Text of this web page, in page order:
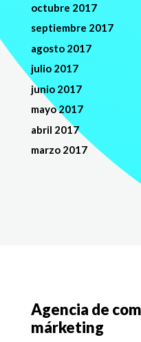
octubre 2017
septiembre 2017
agosto 2017
julio 2017
junio 2017
mayo 2017
abril 2017
marzo 2017
Agencia de
márketing